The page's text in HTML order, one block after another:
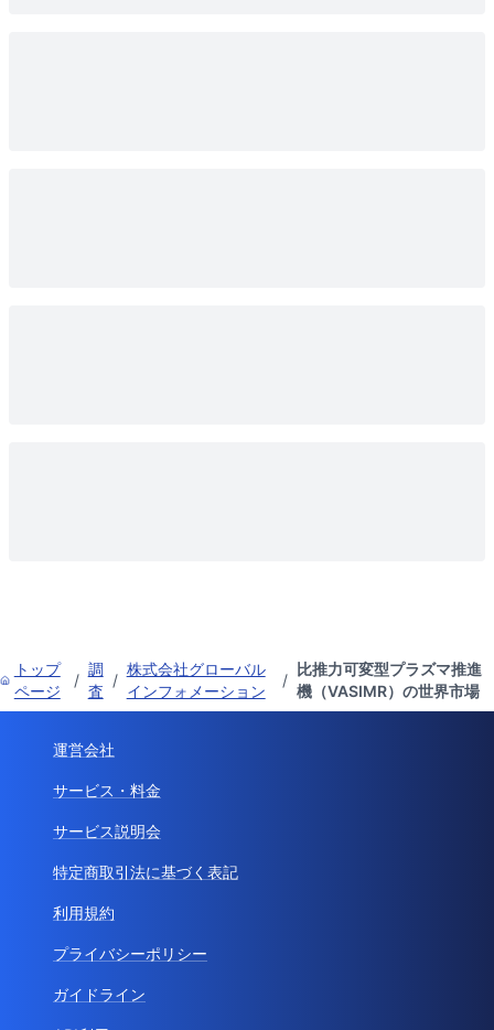
トップ
ページ
/
調
査
/
株式会社グローバル
インフォメーション
/
比推力可変型プラズマ推進
機（VASIMR）の世界市場
運営会社
サービス・料金
サービス説明会
特定商取引法に基づく表記
利用規約
プライバシーポリシー
ガイドライン